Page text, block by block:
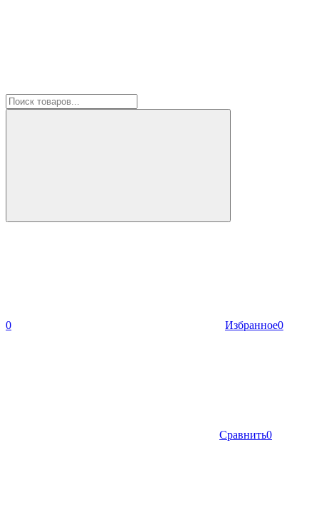
0 Избранное0
Сравнить0